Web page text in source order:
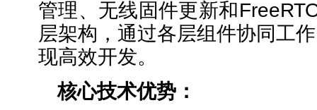
管理、无线固件更新和
层架构，通过各层组件协同工
现高效开发。
核心技术优势：